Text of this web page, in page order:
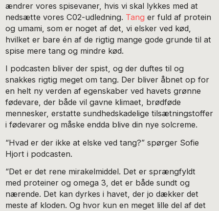
ændrer vores spisevaner, hvis vi skal lykkes med at
nedsætte vores C02-udledning. Tanger fuld af protein
og umami, som er noget af det, vi elsker ved kød,
hvilket er bare én af de rigtig mange gode grunde til at
spise mere tang og mindre kød.
I podcasten bliver der spist, og der duftes til og
snakkes rigtig meget om tang. Der bliver åbnet op for
en helt ny verden af egenskaber ved havets grønne
fødevare, der både vil gavne klimaet, brødføde
mennesker, erstatte sundhedskadelige tilsætningstoffer
i fødevarer og måske endda blive din nye solcreme.
“Hvad er der ikke at elske ved tang?” spørger Sofie
Hjort i podcasten.
“Det er det rene mirakelmiddel. Det er sprængfyldt
med proteiner og omega 3, det er både sundt og
nærende. Det kan dyrkes i havet, der jo dækker det
meste af kloden. Og hvor kun en meget lille del af det